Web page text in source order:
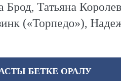
Татьяна
(«Торпедо»),
БЕТКЕ ОРАЛУ